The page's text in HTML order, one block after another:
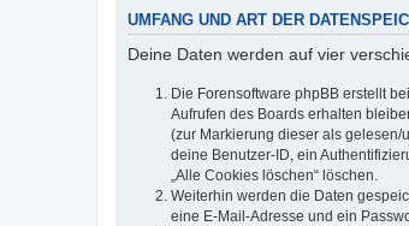
UMFANG UND ART DER
Deine Daten werden auf vier
Die Forensoftware phpBB erstellt
Aufrufen des Boards erhalten
(zur Markierung dieser als gelesen/
deine Benutzer-ID, ein
„Alle Cookies löschen“ löschen.
Weiterhin werden die Daten
eine E-Mail-Adresse und ein